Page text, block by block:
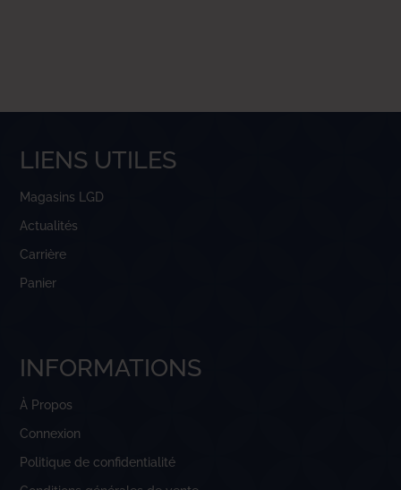
LIENS UTILES
Magasins LGD
Actualités
Carrière
Panier
INFORMATIONS
À Propos
Connexion
Politique de confidentialité